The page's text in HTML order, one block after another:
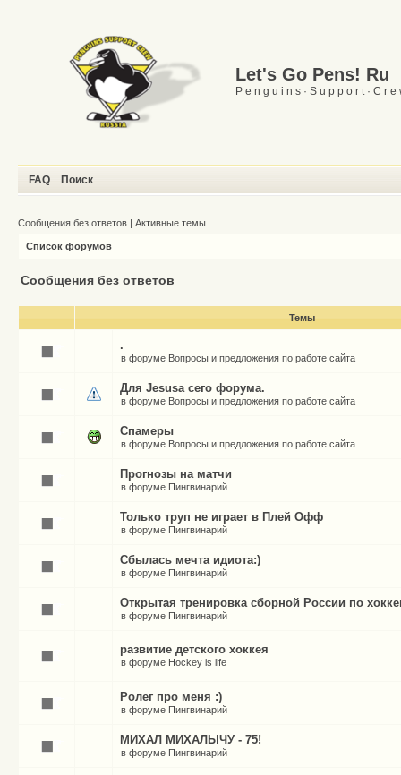
Let's Go Pens! Ru
P e n g u i n s · S u p p o r t · C r e
FAQ Поиск
Сообщения без ответов | Активные темы
Список форумов
Сообщения без ответов
Темы
.
в форуме Вопросы и предложения по работе сайта
Для Jesusа сего форума.
в форуме Вопросы и предложения по работе сайта
Спамеры
в форуме Вопросы и предложения по работе сайта
Прогнозы на матчи
в форуме Пингвинарий
Только труп не играет в Плей Офф
в форуме Пингвинарий
Сбылась мечта идиота:)
в форуме Пингвинарий
Открытая тренировка сборной России по
в форуме Пингвинарий
развитие детского хоккея
в форуме Hockey is life
Ролег про меня :)
в форуме Пингвинарий
МИХАЛ МИХАЛЫЧУ - 75!
в форуме Пингвинарий